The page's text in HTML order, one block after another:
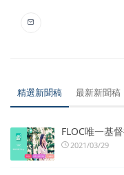
精選新聞稿 最新新聞稿
FLOC唯一基
2021/03/29